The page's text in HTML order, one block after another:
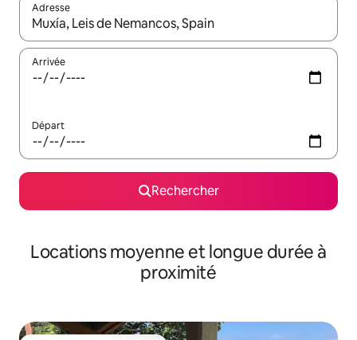
Adresse
Lorsque les résultats s'affichent, utilisez les flèches vers le
Arrivée
Départ
Rechercher
Locations moyenne et longue durée à
proximité